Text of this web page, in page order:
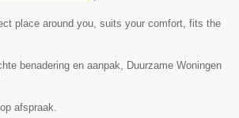
place around you, suits your comfort, fits the
benadering en aanpak, Duurzame Woningen
afspraak.